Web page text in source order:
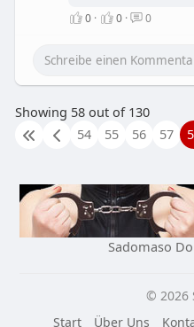
0 · 0 · 0
Showing 58 out of 130
54
55 56 57
Sadomaso
© 2026
Start
Über Uns